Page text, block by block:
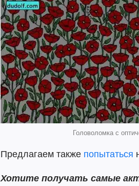
Головоломка с
Предлагаем также попытаться
Хотите получать самые